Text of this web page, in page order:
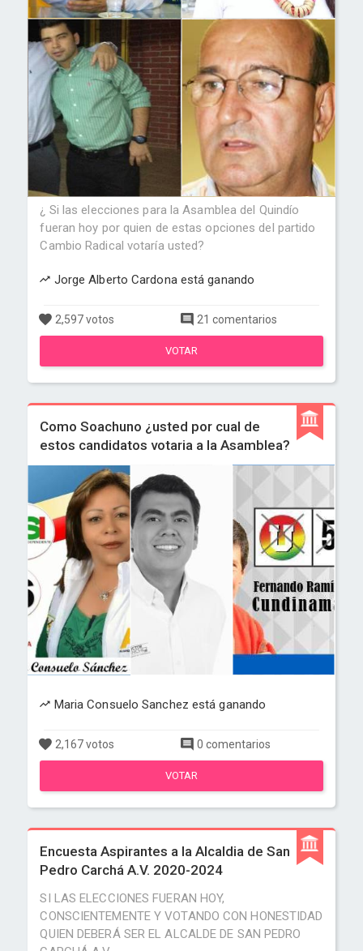
¿ Si las elecciones para la Asamblea del Quindío
fueran hoy por quien de estas opciones del partido
Cambio Radical votaría usted?
Jorge Alberto Cardona está ganando
2,597 votos 21 comentarios
VOTAR
Como Soachuno ¿usted por cual de
estos candidatos votaria a la Asamblea?
Maria Consuelo Sanchez está ganando
2,167 votos 0 comentarios
VOTAR
Encuesta Aspirantes a la Alcaldia de San
Pedro Carchá A.V. 2020-2024
SI LAS ELECCIONES FUERAN HOY,
CONSCIENTEMENTE Y VOTANDO CON HONESTIDAD
QUIEN DEBERÁ SER EL ALCALDE DE SAN PEDRO